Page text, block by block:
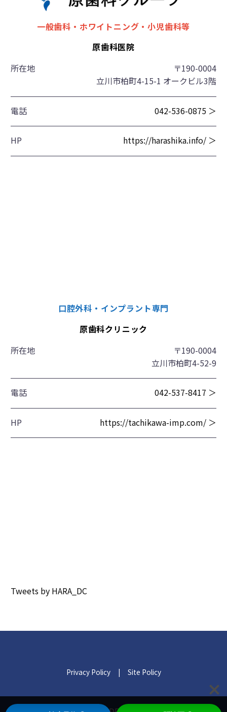
一般歯科・ホワイトニング・小児歯科等
原歯科医院
所在地
〒190-0004
立川市柏町4-15-1 オークビル3階
電話 042-536-0875 ＞
HP https://harashika.info/ ＞
口腔外科・インプラント専門
原歯科クリニック
所在地
〒190-0004
立川市柏町4-52-9
電話 042-537-8417 ＞
HP https://tachikawa-imp.com/ ＞
Tweets by HARA_DC
Privacy Policy| Site Policy